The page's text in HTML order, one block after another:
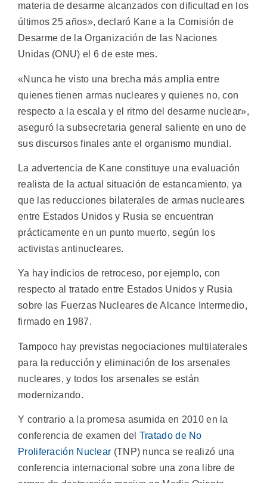
materia de desarme alcanzados con dificultad en los
últimos 25 años», declaró Kane a la Comisión de
Desarme de la Organización de las Naciones
Unidas (ONU) el 6 de este mes.
«Nunca he visto una brecha más amplia entre
quienes tienen armas nucleares y quienes no, con
respecto a la escala y el ritmo del desarme nuclear»,
aseguró la subsecretaria general saliente en uno de
sus discursos finales ante el organismo mundial.
La advertencia de Kane constituye una evaluación
realista de la actual situación de estancamiento, ya
que las reducciones bilaterales de armas nucleares
entre Estados Unidos y Rusia se encuentran
prácticamente en un punto muerto, según los
activistas antinucleares.
Ya hay indicios de retroceso, por ejemplo, con
respecto al tratado entre Estados Unidos y Rusia
sobre las Fuerzas Nucleares de Alcance Intermedio,
firmado en 1987.
Tampoco hay previstas negociaciones multilaterales
para la reducción y eliminación de los arsenales
nucleares, y todos los arsenales se están
modernizando.
Y contrario a la promesa asumida en 2010 en la
conferencia de examen del Tratado de No
Proliferación Nuclear (TNP) nunca se realizó una
conferencia internacional sobre una zona libre de